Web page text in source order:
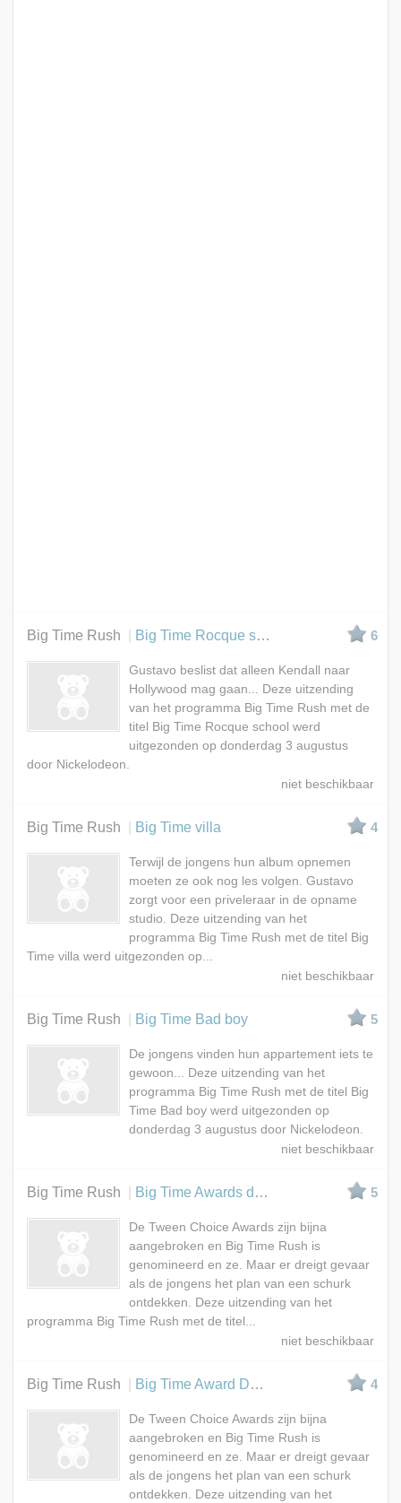
Big Time Rush Big Time Rocque school 6
Gustavo beslist dat alleen Kendall naar
Hollywood mag gaan... Deze uitzending
van het programma Big Time Rush met de
titel Big Time Rocque school werd
uitgezonden op donderdag 3 augustus
door Nickelodeon.
Big Time Rush Big Time villa 4
Terwijl de jongens hun album opnemen
moeten ze ook nog les volgen. Gustavo
zorgt voor een priveleraar in de opname
studio. Deze uitzending van het
programma Big Time Rush met de titel Big
Time villa werd uitgezonden op...
Big Time Rush Big Time Bad boy 5
De jongens vinden hun appartement iets te
gewoon... Deze uitzending van het
programma Big Time Rush met de titel Big
Time Bad boy werd uitgezonden op
donderdag 3 augustus door Nickelodeon.
Big Time Rush Big Time Awards deel 1 5
De Tween Choice Awards zijn bijna
aangebroken en Big Time Rush is
genomineerd en ze. Maar er dreigt gevaar
als de jongens het plan van een schurk
ontdekken. Deze uitzending van het
programma Big Time Rush met de titel...
Big Time Rush Big Time Award Deel 2 4
De Tween Choice Awards zijn bijna
aangebroken en Big Time Rush is
genomineerd en ze. Maar er dreigt gevaar
als de jongens het plan van een schurk
ontdekken. Deze uitzending van het